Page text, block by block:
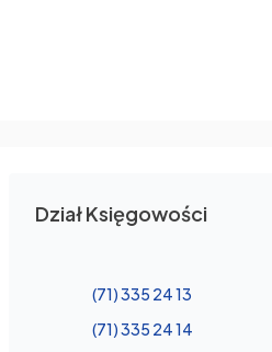
Dział Księgowości
(71) 335 24 13
(71) 335 24 14